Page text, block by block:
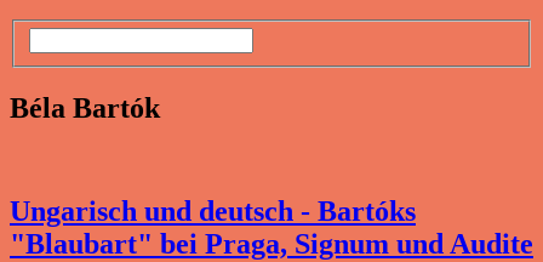
Béla Bartók
Ungarisch und deutsch - Bartóks
"Blaubart" bei Praga, Signum und Audite